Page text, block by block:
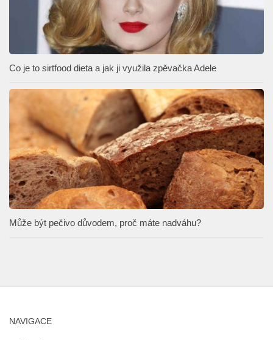
Co je to sirtfood dieta a jak ji využila zpěvačka Adele
Může být pečivo důvodem, proč máte nadváhu?
NAVIGACE